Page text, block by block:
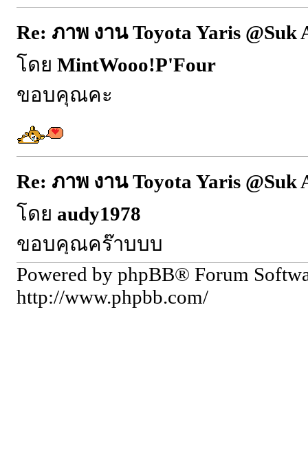
Re: ภาพ งาน Toyota Yaris
โดย MintWooo!P'Four
ขอบคุณคะ
Re: ภาพ งาน Toyota Yaris
โดย audy1978
ขอบคุณคร๊าบบบ
Powered by phpBB® Forum
http://www.phpbb.com/